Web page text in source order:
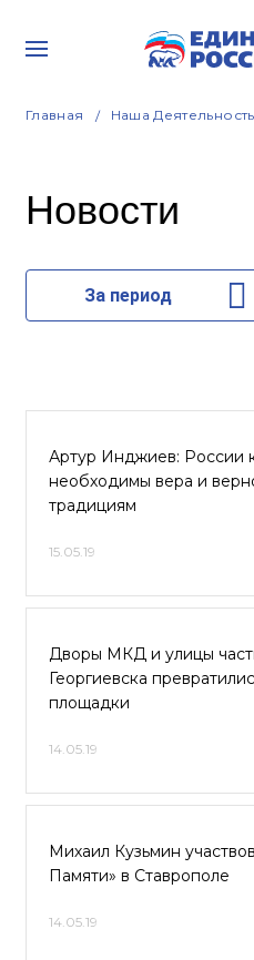
Главная Наша Деятельность
Новости
За период
Артур Инджиев: России
необходимы вера и
традициям
15.05.19
Дворы МКД и улицы
Георгиевска
площадки
14.05.19
Михаил Кузьмин
Памяти» в Ставрополе
14.05.19